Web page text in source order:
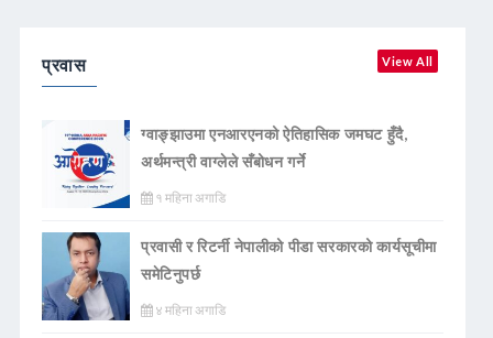
प्रवास View All
ग्वाङ्झाउमा एनआरएनको ऐतिहासिक जमघट हुँदै,
अर्थमन्त्री वाग्लेले सँबोधन गर्ने
१ महिना अगाडि
प्रवासी र रिटर्नी नेपालीको पीडा सरकारको कार्यसूचीमा
समेटिनुपर्छ
४ महिना अगाडि